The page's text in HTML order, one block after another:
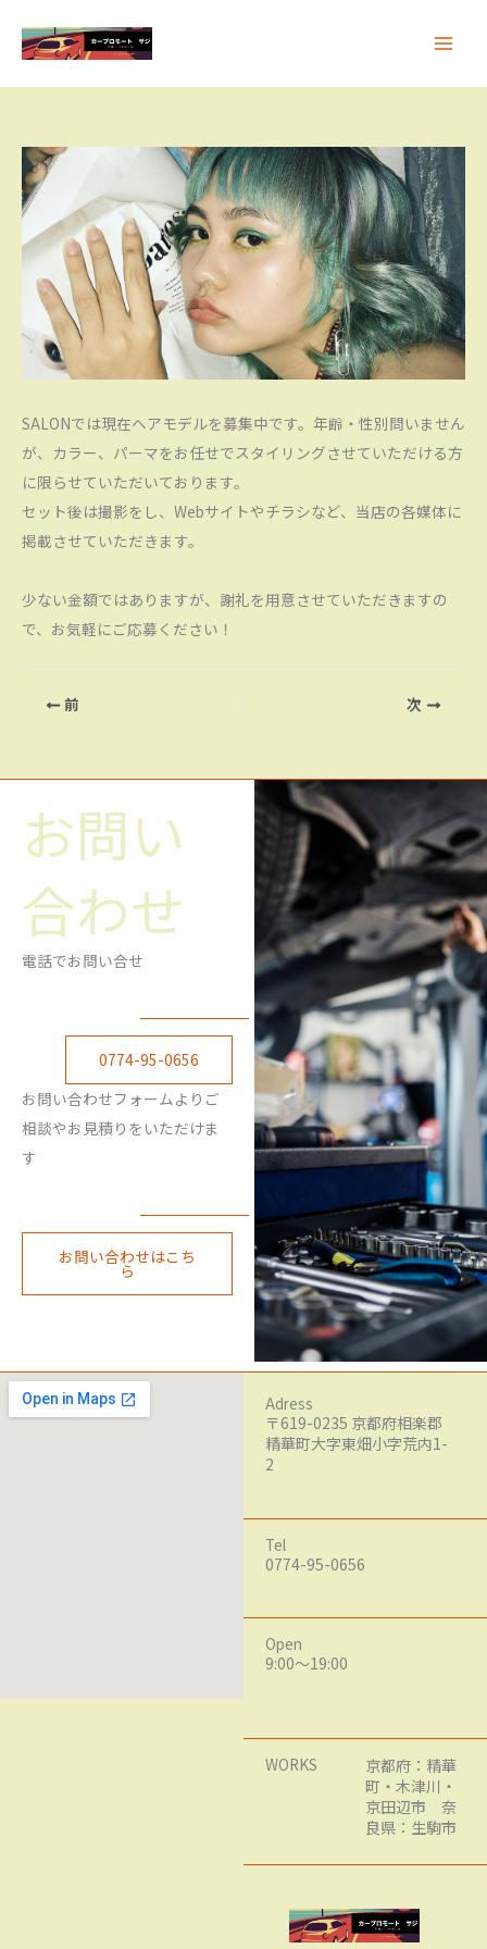
SALONでは現在ヘアモデルを募集中です。年齢・性別問いません
が、カラー、パーマをお任せでスタイリングさせていただける方
に限らせていただいております。
セット後は撮影をし、Webサイトやチラシなど、当店の各媒体に
掲載させていただきます。
少ない金額ではありますが、謝礼を用意させていただきますの
で、お気軽にご応募ください！
前 次
お問い
合わせ
電話でお問い合せ
0774-95-0656
お問い合わせフォームよりご
相談やお見積りをいただけま
す
お問い合わせはこち
ら
Adress
〒619-0235 京都府相楽郡
精華町大字東畑小字荒内1-
2
Tel
0774-95-0656
Open
9:00～19:00
WORKS
京都府：精華
町・木津川・
京田辺市 奈
良県：生駒市